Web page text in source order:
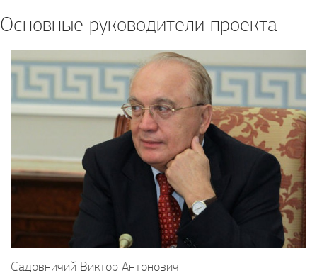
Основные руководители проекта
Садовничий Виктор Антонович